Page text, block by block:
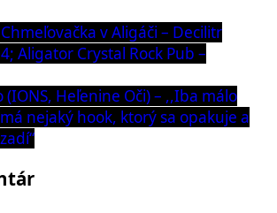
v Aligáči – Decilitr
Aligator Crystal Rock Pub –
(IONS, Heľenine Oči) – ,,Iba málo
nejaký hook, ktorý sa opakuje a